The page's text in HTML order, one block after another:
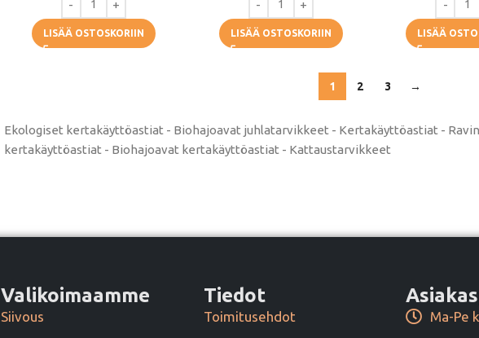
LISÄÄ OSTOSKORIIN LISÄÄ OSTOSKORIIN LISÄÄ
1 2 3 →
Ekologiset kertakäyttöastiat - Biohajoavat juhlatarvikkeet - Kertakäyttöastiat -
kertakäyttöastiat - Biohajoavat kertakäyttöastiat - Kattaustarvikkeet
Valikoimaamme
Siivous
Tiedot
Toimitusehdot
Ma-Pe